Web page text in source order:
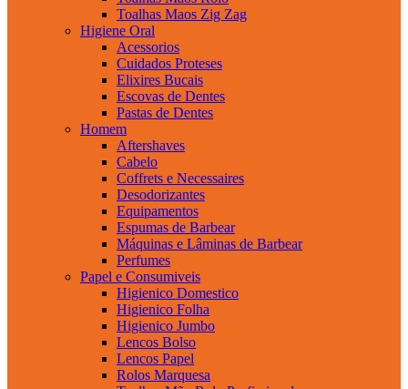
Toalhas Maos Zig Zag
Higiene Oral
Acessorios
Cuidados Proteses
Elixires Bucais
Escovas de Dentes
Pastas de Dentes
Homem
Aftershaves
Cabelo
Coffrets e Necessaires
Desodorizantes
Equipamentos
Espumas de Barbear
Máquinas e Lâminas de Barbear
Perfumes
Papel e Consumiveis
Higienico Domestico
Higienico Folha
Higienico Jumbo
Lencos Bolso
Lencos Papel
Rolos Marquesa